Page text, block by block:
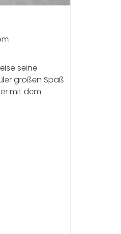
seine
großen Spaß
mit dem